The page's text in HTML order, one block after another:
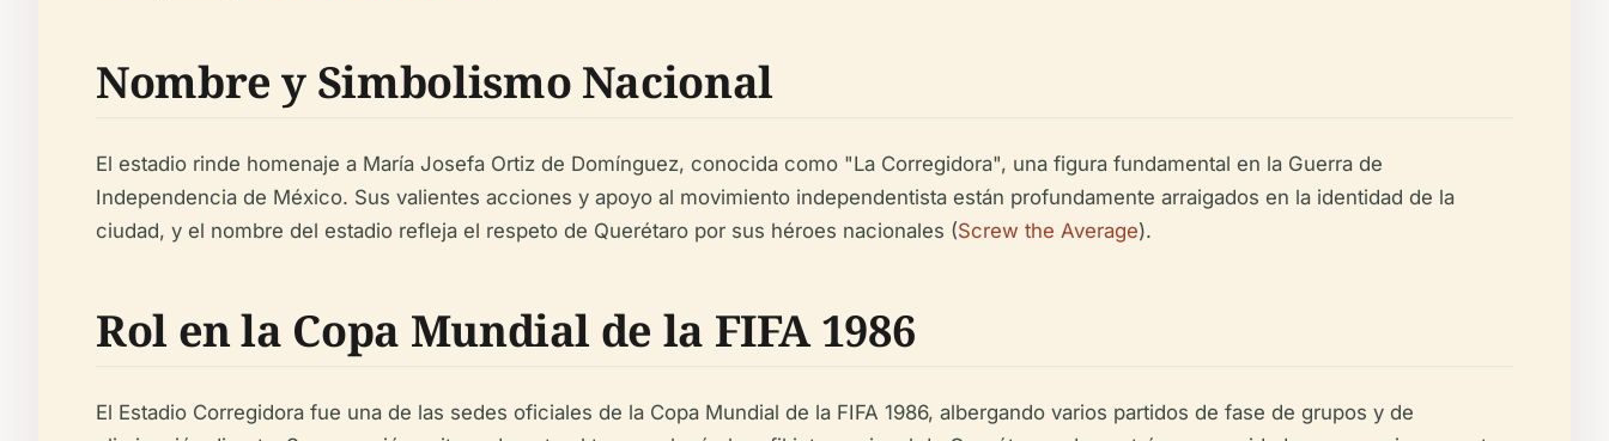
Nombre y Simbolismo Nacional
El estadio rinde homenaje a María Josefa Ortiz de Domínguez, conocida como "La Corregidora", una figura fundamental en la Guerra de
Independencia de México. Sus valientes acciones y apoyo al movimiento independentista están profundamente arraigados en la identidad de la
ciudad, y el nombre del estadio refleja el respeto de Querétaro por sus héroes nacionales (Screw the Average).
Rol en la Copa Mundial de la FIFA 1986
El Estadio Corregidora fue una de las sedes oficiales de la Copa Mundial de la FIFA 1986, albergando varios partidos de fase de grupos y de